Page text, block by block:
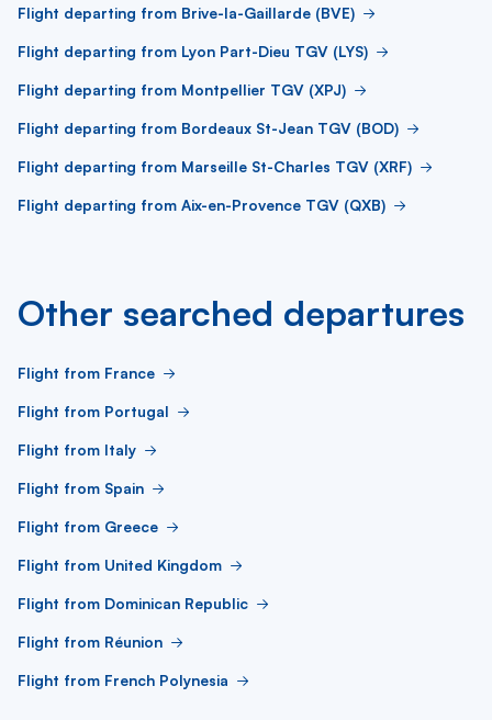
Flight departing from Brive-la-Gaillarde (BVE)
Flight departing from Lyon Part-Dieu TGV (LYS)
Flight departing from Montpellier TGV (XPJ)
Flight departing from Bordeaux St-Jean TGV (BOD)
Flight departing from Marseille St-Charles TGV (XRF)
Flight departing from Aix-en-Provence TGV (QXB)
Other searched departures
Flight from France
Flight from Portugal
Flight from Italy
Flight from Spain
Flight from Greece
Flight from United Kingdom
Flight from Dominican Republic
Flight from Réunion
Flight from French Polynesia